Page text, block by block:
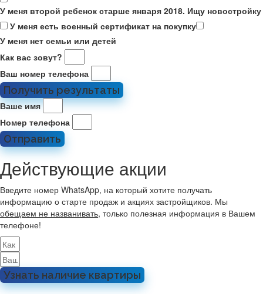
У меня второй ребенок старше января 2018. Ищу новостройку
У меня есть военный сертификат на покупку
У меня нет семьи или детей
Как вас зовут?
Ваш номер телефона
Получить результаты
Ваше имя
Номер телефона
Отправить
Действующие акции
Введите номер WhatsApp, на который хотите получать
информацию о старте продаж и акциях застройщиков. Мы
обещаем не названивать, только полезная информация в Вашем
телефоне!
Узнать наличие квартиры